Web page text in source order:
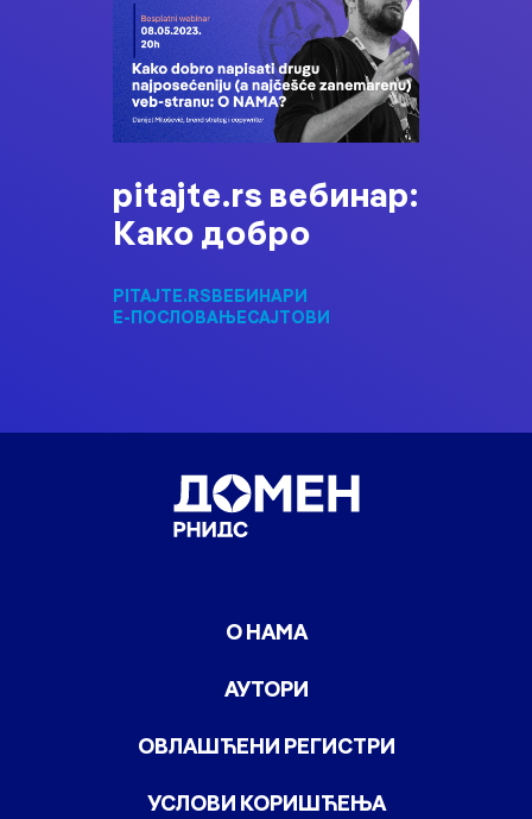
pitajte.rs вебинар:
Како добро
PITAJTE.RSВЕБИНАРИ
Е-ПОСЛОВАЊЕСАЈТОВИ
О НАМА
АУТОРИ
ОВЛАШЋЕНИ РЕГИСТРИ
УСЛОВИ КОРИШЋЕЊА